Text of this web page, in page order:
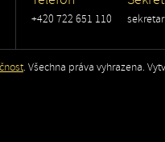
+420 722 651 110
. Všechna práva vyhrazena.